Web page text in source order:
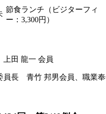
節食ランチ（ビジターフィ
ー：3,300円）
田 龍一 会員
員長 青竹 邦男会員、職業